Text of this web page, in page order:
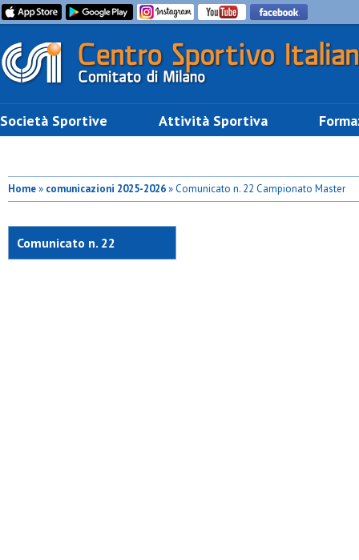
Società Sportive Attività Sportiva
Home» comunicazioni 2025-2026» Comunicato n. 22 Campionato Master
Comunicato n. 22